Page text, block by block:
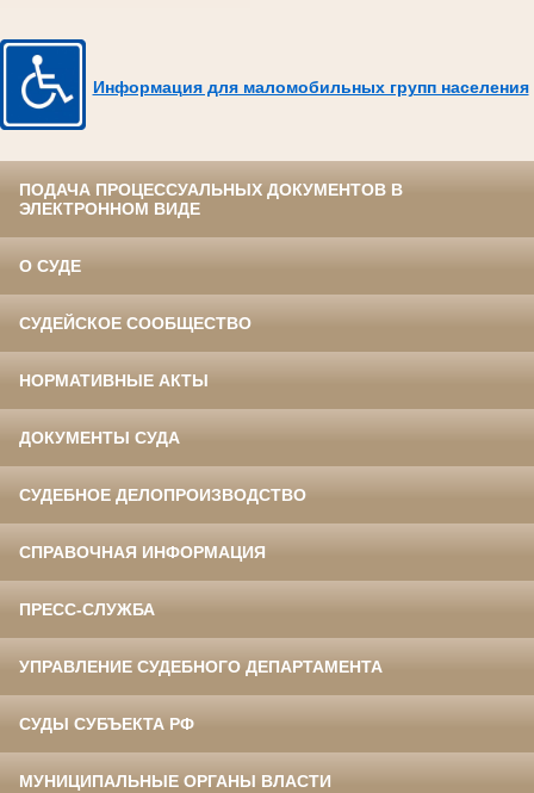
Информация для маломобильных групп населения
ПОДАЧА ПРОЦЕССУАЛЬНЫХ ДОКУМЕНТОВ В
ЭЛЕКТРОННОМ ВИДЕ
О СУДЕ
СУДЕЙСКОЕ СООБЩЕСТВО
НОРМАТИВНЫЕ АКТЫ
ДОКУМЕНТЫ СУДА
СУДЕБНОЕ ДЕЛОПРОИЗВОДСТВО
СПРАВОЧНАЯ ИНФОРМАЦИЯ
ПРЕСС-СЛУЖБА
УПРАВЛЕНИЕ СУДЕБНОГО ДЕПАРТАМЕНТА
СУДЫ СУБЪЕКТА РФ
МУНИЦИПАЛЬНЫЕ ОРГАНЫ ВЛАСТИ